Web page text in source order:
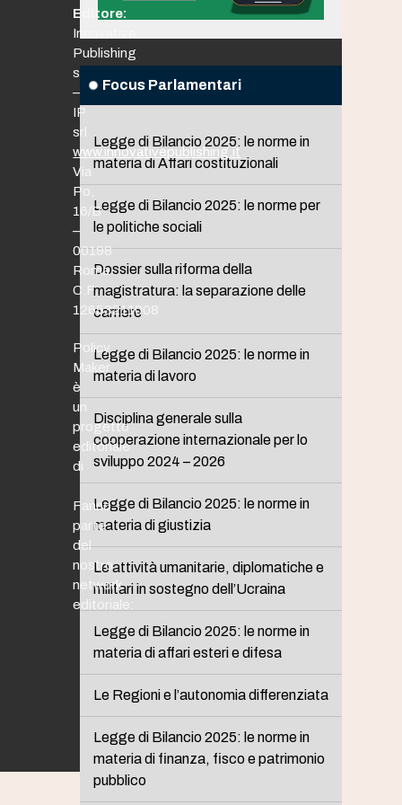
Focus Parlamentari
Legge di Bilancio 2025: le norme in
materia di Affari costituzionali
Legge di Bilancio 2025: le norme per
le politiche sociali
Dossier sulla riforma della
magistratura: la separazione delle
carriere
Legge di Bilancio 2025: le norme in
materia di lavoro
Disciplina generale sulla
cooperazione internazionale per lo
sviluppo 2024 – 2026
Legge di Bilancio 2025: le norme in
materia di giustizia
Le attività umanitarie, diplomatiche e
militari in sostegno dell’Ucraina
Legge di Bilancio 2025: le norme in
materia di affari esteri e difesa
Le Regioni e l’autonomia differenziata
Legge di Bilancio 2025: le norme in
materia di finanza, fisco e patrimonio
pubblico
Editore:
Innovative
Publishing
srl
–
IP
srl
www.innovativepublishing.it
Via
Po,
16/B
–
00198
Roma
C.F.
12653211008
Policy
Maker
è
un
progetto
editoriale
di
Fanno
parte
del
nostro
network
editoriale: